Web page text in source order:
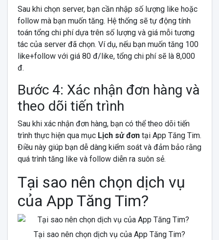
Sau khi chọn server, bạn cần nhập số lượng like hoặc
follow mà bạn muốn tăng. Hệ thống sẽ tự động tính
toán tổng chi phí dựa trên số lượng và giá mỗi tương
tác của server đã chọn. Ví dụ, nếu bạn muốn tăng 100
like+follow với giá 80 đ/like, tổng chi phí sẽ là 8,000
đ.
Bước 4: Xác nhận đơn hàng và
theo dõi tiến trình
Sau khi xác nhận đơn hàng, bạn có thể theo dõi tiến
trình thực hiện qua mục Lịch sử đơntại App Tăng Tim.
Điều này giúp bạn dễ dàng kiểm soát và đảm bảo rằng
quá trình tăng like và follow diễn ra suôn sẻ.
Tại sao nên chọn dịch vụ
của App Tăng Tim?
Tại sao nên chọn dịch vụ của App Tăng Tim?